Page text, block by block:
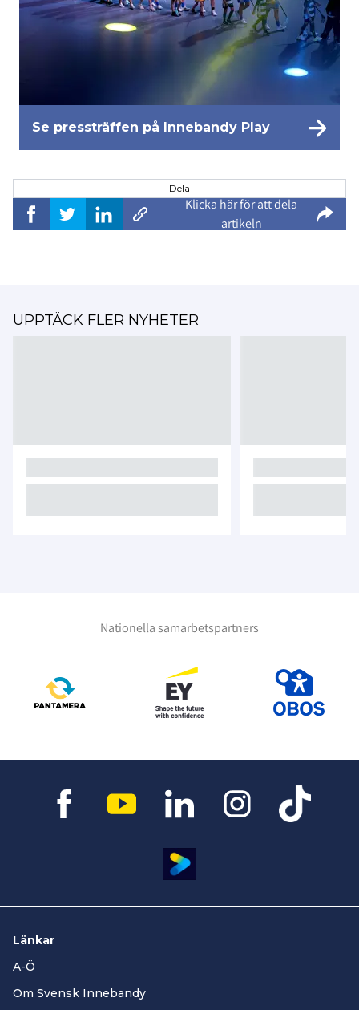
Se pressträffen på Innebandy Play
Dela
Klicka här för att dela
artikeln
UPPTÄCK FLER NYHETER
Nationella samarbetspartners
Länkar
A-Ö
Om Svensk Innebandy